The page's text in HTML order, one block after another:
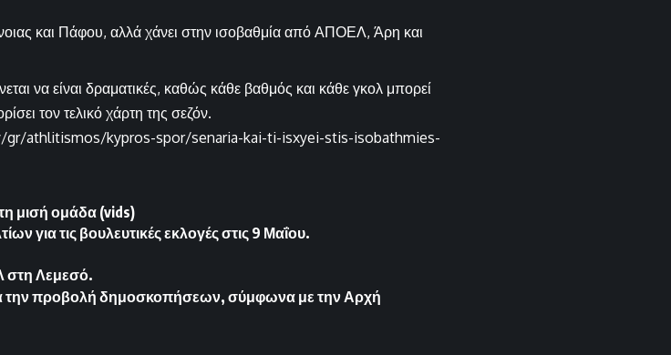
και Πάφου, αλλά χάνει στην ισοβαθμία από ΑΠΟΕΛ, Άρη και
να είναι δραματικές, καθώς κάθε βαθμός και κάθε γκολ μπορεί
τον τελικό χάρτη της σεζόν.
athlitismos/kypros-spor/senaria-kai-ti-isxyei-stis-isobathmies-
μισή ομάδα (vids)
για τις βουλευτικές εκλογές στις 9 Μαΐου.
στη Λεμεσό.
την προβολή δημοσκοπήσεων, σύμφωνα με την Αρχή